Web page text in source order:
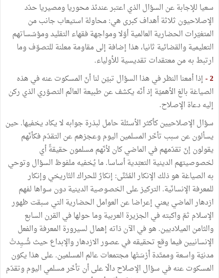
سعيا للإجابة عن السؤال الذي اعتبر عندئذ محوريا ومصيريا حدّد
الإصلاحيون ثلاثة أهداف كبرى هي: محاولة استيعاب جانب من
المتغيّرات الحضارية العالمية أوّلا ومواجهة فقهاء التقليد ومؤسّساتهم
التعليمية والقضائية ثانيا، هذا إضافة إلى مقاومة معلنة للتصوّف وما
ارتبط به من معتقدات تقديسية للأولياء.
2 - إذا أمعنا النظر في هذا السؤال تبيّن لنا أنّ المسكوت عنه في هذه
الصياغة بالغ الأهميّة إذ أنّه يكشف عن طبيعة العالَم التصوّري الذي ركن
إليه دعاة الإصلاح.
سؤال الإصلاحيين كأكثر الأسئلة حامل لبذرة جوابه لا يكاد يخفيها. حين
يسألون عن سبب تأخّر المسلمين اليوم وعجزهم عن التقدّم فكأنّهم
يقولون إنّ تقدّمهم في الماضي كان لأنّهم مسلمون حقيقةً أي
لخصوصيتهم الدينية التعبّدية أساسا. ما يُخفيه ملفوظ السؤال وتوحي
به الصياغة هو ذلك الإنكار المُثَنَّى: إنكارٌ للحراك التّاريخي وإنكار
للمعرفة الإنسانّية. التركيز على الخصوصية الدينية دون سواها لفهم
ازدهار الماضي يعني إعراضا عن العوامل الحضارية التي سبقت ظهور
الإسلام ثمّ واكبته في الجزيرة العربية وما حولها في القرن السابع
والثامن الميلاديين. هو في الآن ذاته إهمال لسيرورة المعرفة والفعل
الإنسانيين فيما وقع تحقيقه في عصور الازدهار والإبداع حيث شُــيِدتْ
مدنيّة واسعة وممتّدة أَرْسَتْها مجتمعات عالم المسلمين. على هذا يكون
المسكوت عنه في سؤال الإصلاح دالّا على أن تأخّر مسلمي اليوم وتقدّم